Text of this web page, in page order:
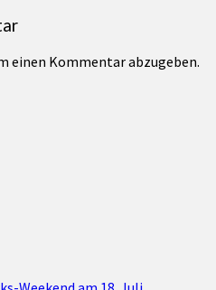
einen Kommentar abzugeben.